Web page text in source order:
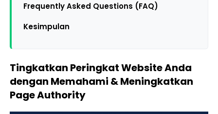
Frequently Asked Questions (FAQ)
Kesimpulan
Tingkatkan Peringkat Website Anda
dengan Memahami & Meningkatkan
Page Authority